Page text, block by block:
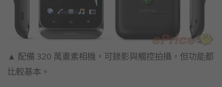
▲ 配備 320 萬畫素相機，可錄影與觸控拍攝，但功能都
比較基本。